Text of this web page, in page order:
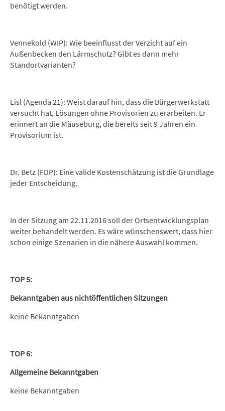
benötigt werden.
Vennekold (WIP): Wie beeinflusst der Verzicht auf ein
Außenbecken den Lärmschutz? Gibt es dann mehr
Standortvarianten?
Eisl (Agenda 21): Weist darauf hin, dass die Bürgerwerkstatt
versucht hat, Lösungen ohne Provisorien zu erarbeiten. Er
erinnert an die Mäuseburg, die bereits seit 9 Jahren ein
Provisorium ist.
Dr. Betz (FDP): Eine valide Kostenschätzung ist die Grundlage
jeder Entscheidung.
In der Sitzung am 22.11.2016 soll der Ortsentwicklungsplan
weiter behandelt werden. Es wäre wünschenswert, dass hier
schon einige Szenarien in die nähere Auswahl kommen.
TOP 5:
Bekanntgaben aus nichtöffentlichen Sitzungen
keine Bekanntgaben
TOP 6:
Allgemeine Bekanntgaben
keine Bekanntgaben